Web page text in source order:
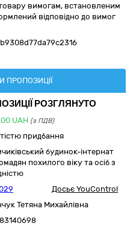
товару вимогам, встановленим
відповідно до вимог
ПРОПОЗИЦІЇ
РОЗГЛЯНУТО
UAH (з ПДВ)
придбання
будинок-інтернат
похилого віку та осіб з
Досьє YouControl
Тетяна Михайлівна